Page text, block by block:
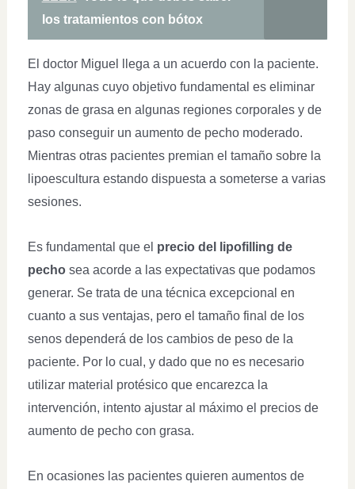
los tratamientos con bótox
El doctor Miguel llega a un acuerdo con la paciente.
Hay algunas cuyo objetivo fundamental es eliminar
zonas de grasa en algunas regiones corporales y de
paso conseguir un aumento de pecho moderado.
Mientras otras pacientes premian el tamaño sobre la
lipoescultura estando dispuesta a someterse a varias
sesiones.
Es fundamental que el precio del lipofilling de
pechosea acorde a las expectativas que podamos
generar. Se trata de una técnica excepcional en
cuanto a sus ventajas, pero el tamaño final de los
senos dependerá de los cambios de peso de la
paciente. Por lo cual, y dado que no es necesario
utilizar material protésico que encarezca la
intervención, intento ajustar al máximo el precios de
aumento de pecho con grasa.
En ocasiones las pacientes quieren aumentos de